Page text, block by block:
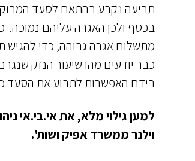
תביעה נקבע בהתאם לסעד המבוקש
בכסף ולכן האגרה עליהם
מתשלום אגרה גבוהה, כדי להגיש
כבר יודעים מהו שיעור הנזק
בידם האפשרות לתבוע את הסעד
למען גילוי מלא, את אי.בי.אי
וילנר ממשרד אפיק ושות'.